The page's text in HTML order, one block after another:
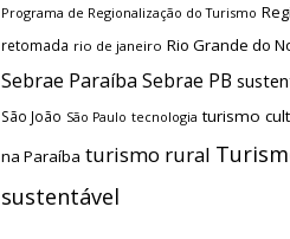
Programa de Regionalização do Turismo
retomada rio de janeiro Rio Grande do
Sebrae Paraíba Sebrae PB
São João São Paulo tecnologia turismo
na Paraíba turismo rural
sustentável